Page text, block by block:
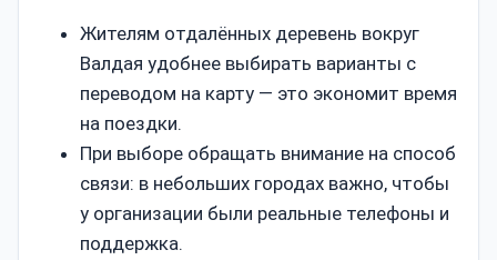
Жителям отдалённых деревень вокруг
Валдая удобнее выбирать варианты с
переводом на карту — это экономит время
на поездки.
При выборе обращать внимание на способ
связи: в небольших городах важно, чтобы
у организации были реальные телефоны и
поддержка.